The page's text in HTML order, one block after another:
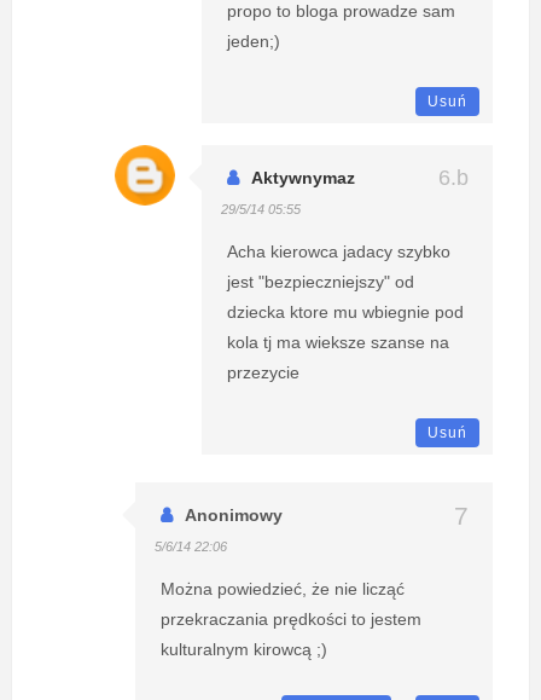
propo to bloga prowadze sam
jeden;)
Usuń
Aktywnymaz
29/5/14 05:55
Acha kierowca jadacy szybko
jest "bezpieczniejszy" od
dziecka ktore mu wbiegnie pod
kola tj ma wieksze szanse na
przezycie
Usuń
Anonimowy
5/6/14 22:06
Można powiedzieć, że nie licząć
przekraczania prędkości to jestem
kulturalnym kirowcą ;)